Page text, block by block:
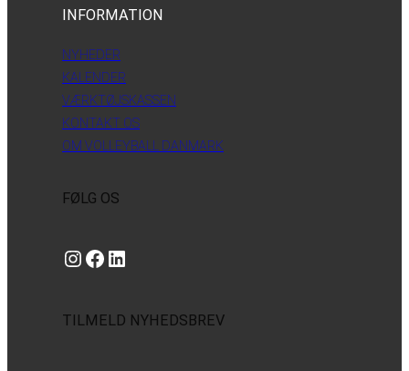
INFORMATION
NYHEDER
KALENDER
VÆRKTØJSKASSEN
KONTAKT OS
OM VOLLEYBALL DANMARK
FØLG OS
Instagram https://www.facebook.com/danishbeachvolleytour LinkedIn
TILMELD NYHEDSBREV